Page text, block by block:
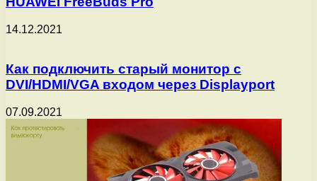
14.12.2021
Как подключить старый монитор с
DVI/HDMI/VGA входом через Displayport
07.09.2021